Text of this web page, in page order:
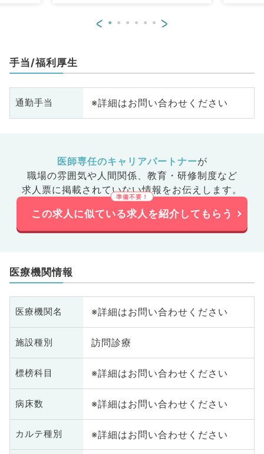
< >
手当/福利厚生
通勤手当 ※詳細はお問い合わせください
医師専任のキャリアパートナーが
職場の雰囲気や人間関係、 教育・研修制度など
求人票に掲載されていない情報をお伝えします。
この求人に似ている求人を紹介してもらう
医療機関情報
医療機関名 ※詳細はお問い合わせください
施設種別 訪問診療
標榜科目 ※詳細はお問い合わせください
病床数 ※詳細はお問い合わせください
カルテ種別 ※詳細はお問い合わせください